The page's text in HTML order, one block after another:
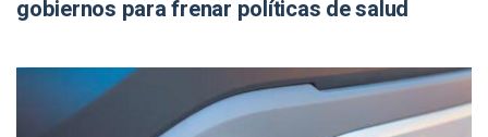
gobiernos para frenar políticas de salud